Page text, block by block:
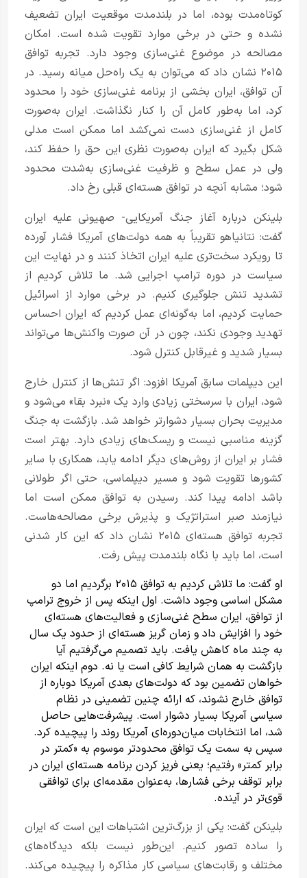
کوتاه‌مدت بوده، اما در بلندمدت موقعیت ایران تضعیف
نشده و حتی در برخی موارد تقویت شده است. امکان
مصالحه در موضوع غنی‌سازی وجود دارد. تجربه توافق
۲۰۱۵ نشان داد که می‌توان به یک راه‌حل میانه رسید. در
آن توافق، ایران بخشی از برنامه غنی‌سازی خود را محدود
کرد، اما به‌طور کامل آن را کنار نگذاشت. ایران به‌صورت
کامل از غنی‌سازی دست نمی‌کشد اما ممکن است مدلی
شکل بگیرد که ایران به‌صورت نظری این حق را حفظ کند،
ولی در عمل سطح و ظرفیت غنی‌سازی به‌شدت محدود
شود؛ مشابه آنچه در توافق هسته‌ای قبلی رخ داد.
بلینکن درباره آغاز جنگ آمریکایی- صهیونی علیه ایران
گفت: نتانیاهو تقریباً به همه دولت‌های آمریکا فشار آورده
تا رویکرد سخت‌تری علیه ایران اتخاذ کنند و در نهایت این
سیاست در دوره ترامپ اجرایی شد. ما تلاش کردیم از
تشدید تنش جلوگیری کنیم. در برخی موارد از اسرائیل
حمایت کردیم، اما به‌گونه‌ای عمل کردیم که ایران احساس
تهدید وجودی نکند، چون در آن صورت واکنش‌ها می‌تواند
بسیار شدید و غیرقابل کنترل شود.
این دیپلمات سابق آمریکا افزود: اگر تنش‌ها از کنترل خارج
شود، ایران با سرسختی زیادی وارد یک «نبرد بقا» می‌شود و
مدیریت بحران بسیار دشوارتر خواهد شد. بازگشت به جنگ
گزینه مناسبی نیست و ریسک‌های زیادی دارد. بهتر است
فشار بر ایران از روش‌های دیگر ادامه یابد، همکاری با سایر
کشورها تقویت شود و مسیر دیپلماسی، حتی اگر طولانی
باشد ادامه پیدا کند. رسیدن به توافق ممکن است اما
نیازمند صبر استراتژیک و پذیرش برخی مصالحه‌هاست.
تجربه توافق هسته‌ای ۲۰۱۵ نشان داد که این کار شدنی
است، اما باید با نگاه بلندمدت پیش رفت.
او گفت: ما تلاش کردیم به توافق ۲۰۱۵ برگردیم اما دو
مشکل اساسی وجود داشت. اول اینکه پس از خروج ترامپ
از توافق، ایران سطح غنی‌سازی و فعالیت‌های هسته‌ای
خود را افزایش داد و زمان گریز هسته‌ای از حدود یک سال
به چند ماه کاهش یافت. باید تصمیم می‌گرفتیم آیا
بازگشت به همان شرایط کافی است یا نه. دوم اینکه ایران
خواهان تضمین بود که دولت‌های بعدی آمریکا دوباره از
توافق خارج نشوند، که ارائه چنین تضمینی در نظام
سیاسی آمریکا بسیار دشوار است. پیشرفت‌هایی حاصل
شد، اما انتخابات میان‌دوره‌ای آمریکا روند را پیچیده کرد.
سپس به سمت یک توافق محدودتر موسوم به «کمتر در
برابر کمتر» رفتیم؛ یعنی فریز کردن برنامه هسته‌ای ایران در
برابر توقف برخی فشارها، به‌عنوان مقدمه‌ای برای توافقی
قوی‌تر در آینده.
بلینکن گفت: یکی از بزرگ‌ترین اشتباهات این است که ایران
را ساده تصور کنیم. این‌طور نیست بلکه دیدگاه‌های
مختلف و رقابت‌های سیاسی کار مذاکره را پیچیده می‌کند.